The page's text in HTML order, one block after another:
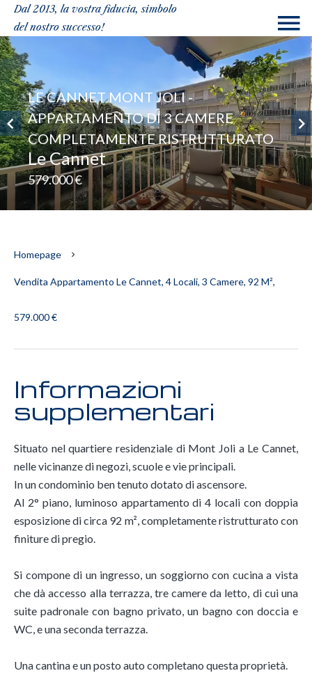
Dal 2013, la vostra fiducia, simbolo
del nostro successo!
LE CANNET MONT JOLI -
APPARTAMENTO DI 3 CAMERE
COMPLETAMENTE RISTRUTTURATO
Le Cannet
579.000 €
Homepage
Vendita Appartamento Le Cannet, 4 Locali, 3 Camere, 92 M²,
579.000 €
Informazioni
supplementari
Situato nel quartiere residenziale di Mont Joli a Le Cannet,
nelle vicinanze di negozi, scuole e vie principali.
In un condominio ben tenuto dotato di ascensore.
Al 2° piano, luminoso appartamento di 4 locali con doppia
esposizione di circa 92 m², completamente ristrutturato con
finiture di pregio.
Si compone di un ingresso, un soggiorno con cucina a vista
che dà accesso alla terrazza, tre camere da letto, di cui una
suite padronale con bagno privato, un bagno con doccia e
WC, e una seconda terrazza.
Una cantina e un posto auto completano questa proprietà.